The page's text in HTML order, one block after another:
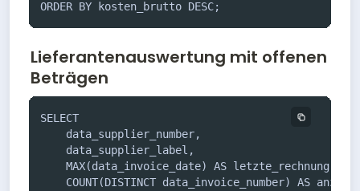
ORDER BY kosten_brutto DESC;
Lieferantenauswertung mit offenen
Beträgen
SELECT
    data_supplier_number,
    data_supplier_label,
    MAX(data_invoice_date) AS letzte_rechnung,
COUNT(DISTINCT data_invoice_number) AS